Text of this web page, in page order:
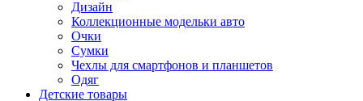
Дизайн
Коллекционные модельки авто
Очки
Сумки
Чехлы для смартфонов и планшетов
Одяг
Детские товары